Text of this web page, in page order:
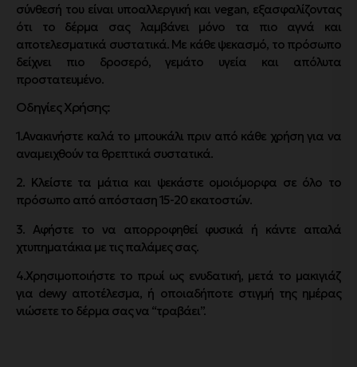
σύνθεσή του είναι υποαλλεργική και vegan, εξασφαλίζοντας
ότι το δέρμα σας λαμβάνει μόνο τα πιο αγνά και
αποτελεσματικά συστατικά. Με κάθε ψεκασμό, το πρόσωπο
δείχνει πιο δροσερό, γεμάτο υγεία και απόλυτα
προστατευμένο.
Οδηγίες Χρήσης:
1.Ανακινήστε καλά το μπουκάλι πριν από κάθε χρήση για να
αναμειχθούν τα θρεπτικά συστατικά.
2. Κλείστε τα μάτια και ψεκάστε ομοιόμορφα σε όλο το
πρόσωπο από απόσταση 15-20 εκατοστών.
3. Αφήστε το να απορροφηθεί φυσικά ή κάντε απαλά
χτυπηματάκια με τις παλάμες σας.
4.Χρησιμοποιήστε το πρωί ως ενυδατική, μετά το μακιγιάζ
για dewy αποτέλεσμα, ή οποιαδήποτε στιγμή της ημέρας
νιώσετε το δέρμα σας να “τραβάει”.